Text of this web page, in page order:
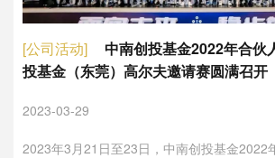
[公司活动]
中南创投基金2022年合伙
投基金（东莞）高尔夫邀请赛圆满召开
2023-03-29
2023年3月21日至23日，中南创投基金2022